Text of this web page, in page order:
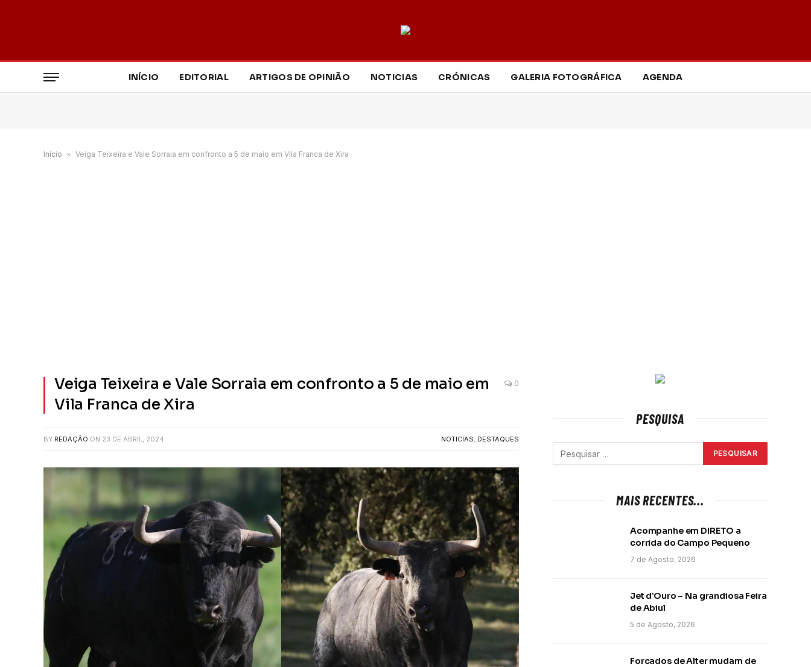
INÍCIO EDITORIAL ARTIGOS DE OPINIÃO NOTICIAS CRÓNICAS GALERIA FOTOGRÁFICA AGENDA
Início » Veiga Teixeira e Vale Sorraia em confronto a 5 de maio em Vila Franca de Xira
Veiga Teixeira e Vale Sorraia em confronto a 5 de maio em
Vila Franca de Xira
0
BY REDAÇÃO ON 23 DE ABRIL, 2024 NOTICIAS, DESTAQUES
PESQUISA
MAIS RECENTES...
Acompanhe em DIRETO a
corrida do Campo Pequeno
7 de Agosto, 2026
Jet d’Ouro – Na grandiosa Feira
de Abiul
5 de Agosto, 2026
Forcados de Alter mudam de